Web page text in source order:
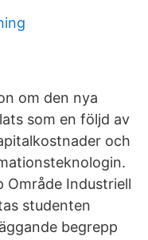
om den nya
som en följd av
och
Område Industriell
studenten
begrepp